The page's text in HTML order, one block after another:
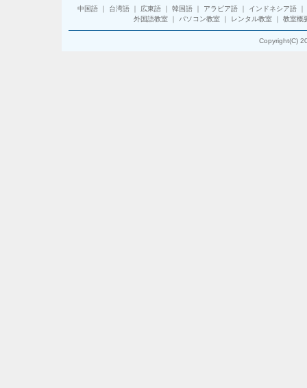
中国語 ｜ 台湾語 ｜ 広東語 ｜ 韓国語 ｜ アラビア語 ｜ インドネシア語 ｜
外国語教室 ｜ パソコン教室 ｜ レンタル教室 ｜ 教室概
Copyright(C)